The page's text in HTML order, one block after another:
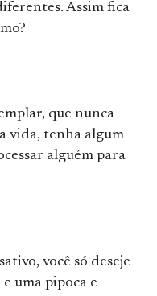
Assim fica
que nunca
vida, tenha algum
alguém para
você só deseje
uma pipoca e